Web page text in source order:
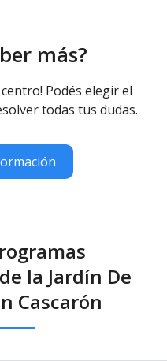
más?
Podés elegir el
todas tus dudas.
la Jardín De
Cascarón